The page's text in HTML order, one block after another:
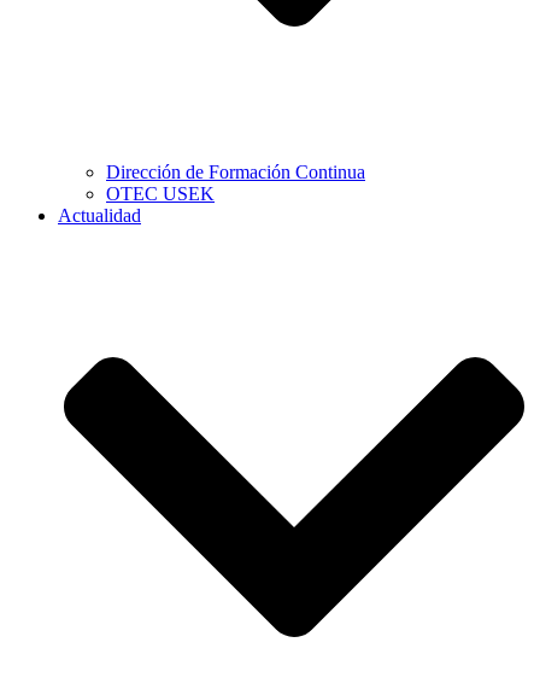
Dirección de Formación Continua
OTEC USEK
Actualidad